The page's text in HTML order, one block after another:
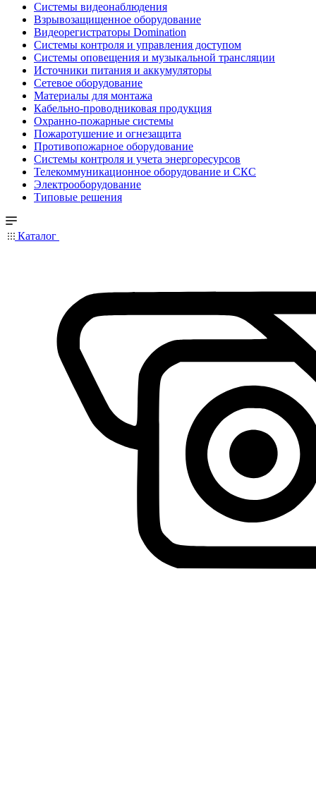
Системы видеонаблюдения
Взрывозащищенное оборудование
Видеорегистраторы Domination
Системы контроля и управления доступом
Системы оповещения и музыкальной трансляции
Источники питания и аккумуляторы
Сетевое оборудование
Материалы для монтажа
Кабельно-проводниковая продукция
Охранно-пожарные системы
Пожаротушение и огнезащита
Противопожарное оборудование
Системы контроля и учета энергоресурсов
Телекоммуникационное оборудование и СКС
Электрооборудование
Типовые решения
Каталог